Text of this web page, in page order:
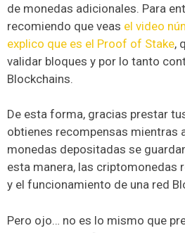
de monedas adicionales. Para
recomiendo que veas el video
explico que es el Proof of Stake,
validar bloques y por lo tanto
Blockchains.
De esta forma, gracias prestar
obtienes recompensas mientras
monedas depositadas se
esta manera, las criptomonedas
y el funcionamiento de una red
Pero ojo… no es lo mismo que